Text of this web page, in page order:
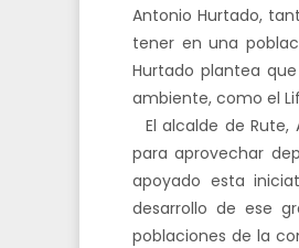
Antonio Hurtado,
tener en una
Hurtado plantea
ambiente, como el
El alcalde de
para aprovechar
apoyado esta
desarrollo de ese
poblaciones de la